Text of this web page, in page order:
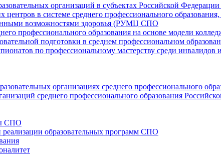
организаций в субъектах Российской
в системе среднего профессионального
возможностями здоровья (РУМЦ СПО
профессионального образования на основе модели
подготовки в среднем профессиональном
по профессиональному мастерству среди
организациях среднего профессионального
среднего профессионального образования
СПО
образовательных программ СПО